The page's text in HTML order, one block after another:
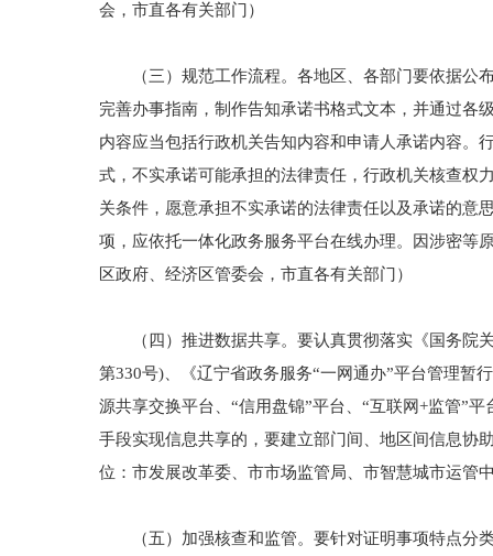
会，市直各有关部门）
（三）规范工作流程。各地区、各部门要依据公布
完善办事指南，制作告知承诺书格式文本，并通过各
内容应当包括行政机关告知内容和申请人承诺内容。
式，不实承诺可能承担的法律责任，行政机关核查权
关条件，愿意承担不实承诺的法律责任以及承诺的意
项，应依托一体化政务服务平台在线办理。因涉密等
区政府、经济区管委会，市直各有关部门）
（四）推进数据共享。要认真贯彻落实《国务院关
第330号)、《辽宁省政务服务“一网通办”平台管理暂
源共享交换平台、“信用盘锦”平台、“互联网+监管”
手段实现信息共享的，要建立部门间、地区间信息协
位：市发展改革委、市市场监管局、市智慧城市运管
（五）加强核查和监管。要针对证明事项特点分类